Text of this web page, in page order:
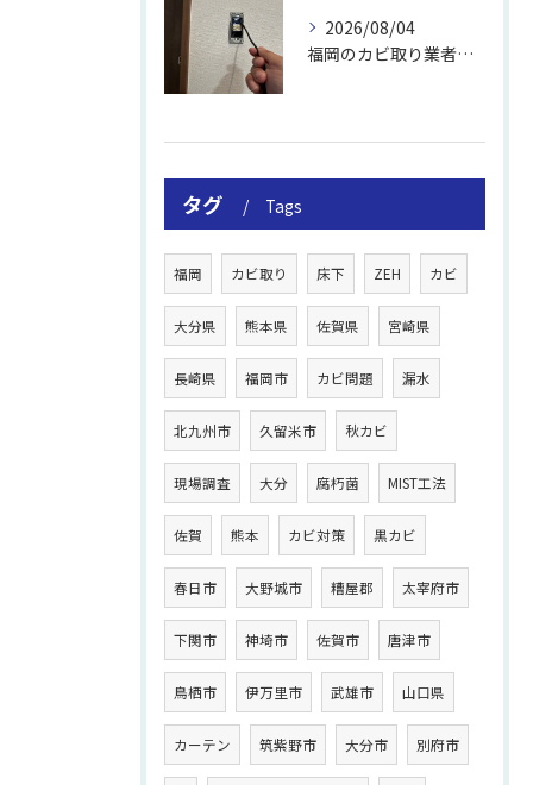
2026/08/04
福岡のカビ取り業者おすすめの選び方と費用
タグ Tags
福岡 カビ取り 床下 ZEH カビ
大分県 熊本県 佐賀県 宮崎県
長崎県 福岡市 カビ問題 漏水
北九州市 久留米市 秋カビ
現場調査 大分 腐朽菌 MIST工法
佐賀 熊本 カビ対策 黒カビ
春日市 大野城市 糟屋郡 太宰府市
下関市 神埼市 佐賀市 唐津市
鳥栖市 伊万里市 武雄市 山口県
カーテン 筑紫野市 大分市 別府市